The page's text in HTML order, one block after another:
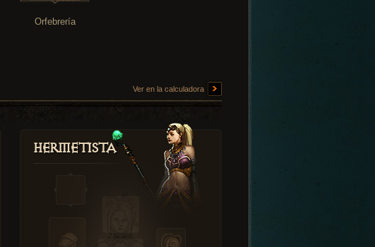
Orfebrería
Ver en la calculadora
Hermetista